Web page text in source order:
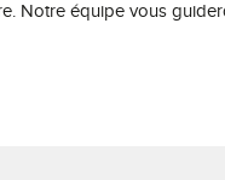
Notre équipe vous